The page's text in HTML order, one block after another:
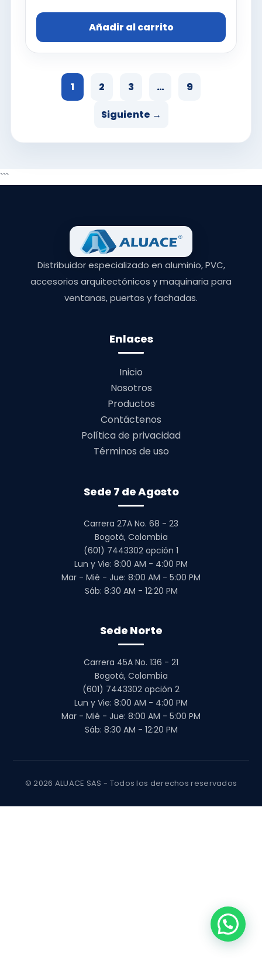
Añadir al carrito
1 2 3 … 9
Siguiente →
```
Distribuidor especializado en aluminio, PVC,
accesorios arquitectónicos y maquinaria para
ventanas, puertas y fachadas.
Enlaces
Inicio
Nosotros
Productos
Contáctenos
Política de privacidad
Términos de uso
Sede 7 de Agosto
Carrera 27A No. 68 - 23
Bogotá, Colombia
(601) 7443302 opción 1
Lun y Vie: 8:00 AM - 4:00 PM
Mar - Mié - Jue: 8:00 AM - 5:00 PM
Sáb: 8:30 AM - 12:20 PM
Sede Norte
Carrera 45A No. 136 - 21
Bogotá, Colombia
(601) 7443302 opción 2
Lun y Vie: 8:00 AM - 4:00 PM
Mar - Mié - Jue: 8:00 AM - 5:00 PM
Sáb: 8:30 AM - 12:20 PM
© 2026 ALUACE SAS - Todos los derechos reservados